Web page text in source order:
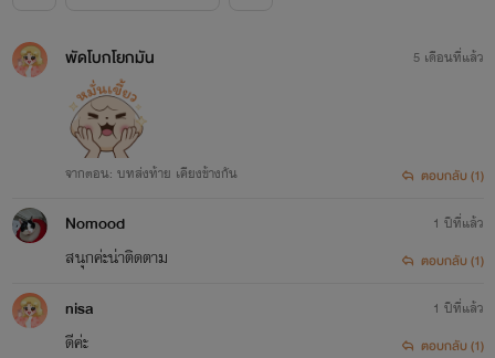
พัดโบกโยกมัน
จากตอน: บทส่งท้าย เคียงข้างกัน
5 เดือนที่แล้ว
ตอบกลับ (1)
Nomood
สนุกค่ะน่าติดตาม
1 ปีที่แล้ว
ตอบกลับ (1)
nisa
ดีค่ะ
1 ปีที่แล้ว
ตอบกลับ (1)